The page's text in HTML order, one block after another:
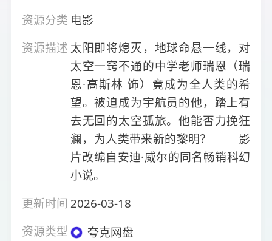
资源分类 电影
资源描述 太阳即将熄灭，地球命悬一线，对
太空一窍不通的中学老师瑞恩（瑞
恩·高斯林 饰）竟成为全人类的希
望。被迫成为宇航员的他，踏上有
去无回的太空孤旅。他能否力挽狂
澜，为人类带来新的黎明？ 影
片改编自安迪·威尔的同名畅销科幻
小说。
更新时间 2026-03-18
资源类型
夸克网盘